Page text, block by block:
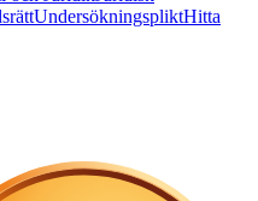
UndersökningspliktHitta